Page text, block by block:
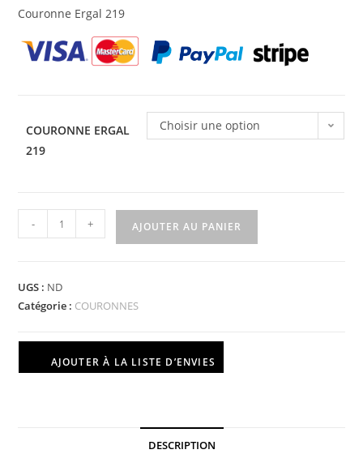
Couronne Ergal 219
COURONNE ERGAL
219
Choisir une option
- + AJOUTER AU PANIER
UGS : ND
Catégorie : COURONNES
AJOUTER À LA LISTE D’ENVIES
DESCRIPTION